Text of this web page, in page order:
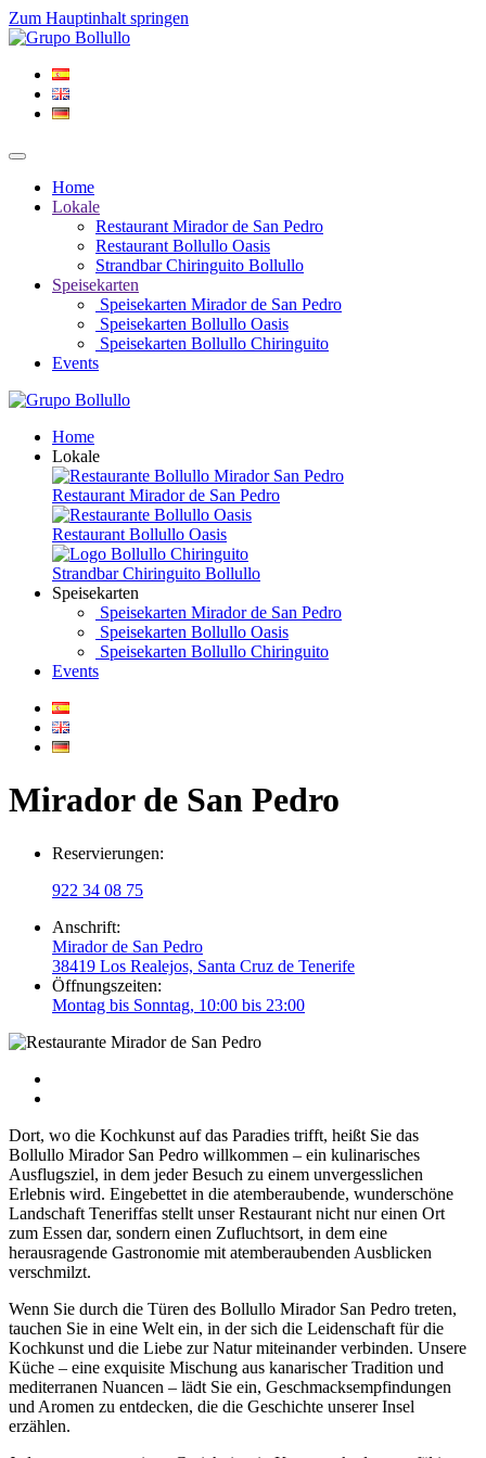
Zum Hauptinhalt springen
Home
Lokale
Restaurant Mirador de San Pedro
Restaurant Bollullo Oasis
Strandbar Chiringuito Bollullo
Speisekarten
Speisekarten Mirador de San Pedro
Speisekarten Bollullo Oasis
Speisekarten Bollullo Chiringuito
Events
Home
Lokale
Restaurant Mirador de San Pedro
Restaurant Bollullo Oasis
Strandbar Chiringuito Bollullo
Speisekarten
Speisekarten Mirador de San Pedro
Speisekarten Bollullo Oasis
Speisekarten Bollullo Chiringuito
Events
Mirador de San Pedro
Reservierungen:
922 34 08 75
Anschrift:
Mirador de San Pedro
38419 Los Realejos, Santa Cruz de Tenerife
Öffnungszeiten:
Montag bis Sonntag, 10:00 bis 23:00
Dort, wo die Kochkunst auf das Paradies trifft, heißt Sie das
Bollullo Mirador San Pedro willkommen – ein kulinarisches
Ausflugsziel, in dem jeder Besuch zu einem unvergesslichen
Erlebnis wird. Eingebettet in die atemberaubende, wunderschöne
Landschaft Teneriffas stellt unser Restaurant nicht nur einen Ort
zum Essen dar, sondern einen Zufluchtsort, in dem eine
herausragende Gastronomie mit atemberaubenden Ausblicken
verschmilzt.
Wenn Sie durch die Türen des Bollullo Mirador San Pedro treten,
tauchen Sie in eine Welt ein, in der sich die Leidenschaft für die
Kochkunst und die Liebe zur Natur miteinander verbinden. Unsere
Küche – eine exquisite Mischung aus kanarischer Tradition und
mediterranen Nuancen – lädt Sie ein, Geschmacksempfindungen
und Aromen zu entdecken, die die Geschichte unserer Insel
erzählen.